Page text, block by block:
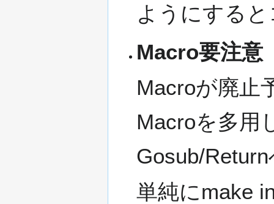
ようにする
Macro要注意
Macroが廃止
Macroを多用
Gosub/
単純にmake